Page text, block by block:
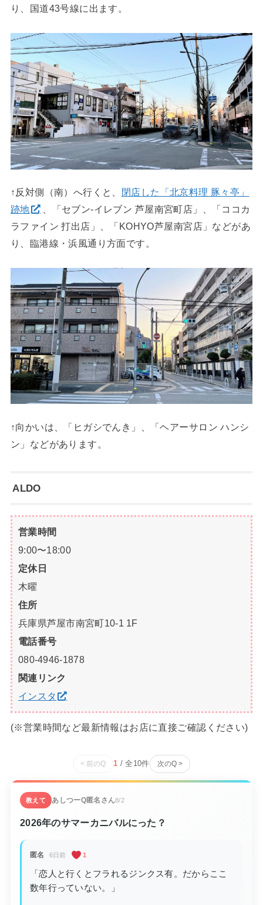
り、国道43号線に出ます。
↑反対側（南）へ行くと、 閉店した「北京料理 豚々亭」
跡地
、「セブン-イレブン 芦屋南宮町店」、「ココカ
ラファイン 打出店」、「KOHYO芦屋南宮店」などがあ
り、臨港線・浜風通り方面です。
↑向かいは、「ヒガシでんき」、「ヘアーサロン ハンシ
ン」などがあります。
ALDO
営業時間
9:00〜18:00
定休日
木曜
住所
兵庫県芦屋市南宮町10-1 1F
電話番号
080-4946-1878
関連リンク
インスタ
(※営業時間など最新情報はお店に直接ご確認ください)
< 前のQ 1 / 全 10件 次のQ >
教えて あしつーQ匿名さん8/2
2026年のサマーカニバルにった？
匿名 6日前 1
「恋人と行くとフラれるジンクス有。だからここ
数年行っていない。」